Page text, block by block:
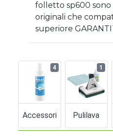
folletto sp600 sono
originali che
superiore
Accessori
4
Pulilava
1